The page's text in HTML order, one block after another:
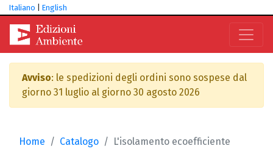
Italiano English
Avviso: le spedizioni degli ordini sono sospese dal
giorno 31 luglio al giorno 30 agosto 2026
Home Catalogo L'isolamento ecoefficiente